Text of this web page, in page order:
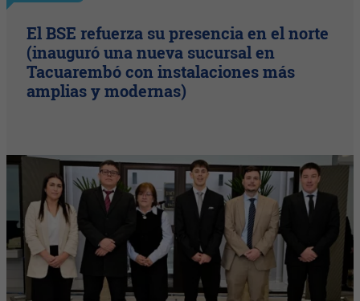
El BSE refuerza su presencia en el norte
(inauguró una nueva sucursal en
Tacuarembó con instalaciones más
amplias y modernas)